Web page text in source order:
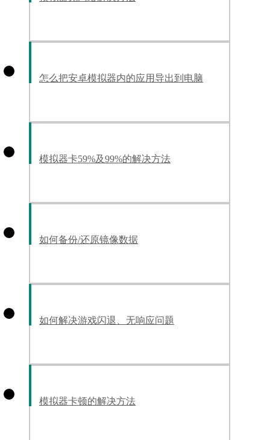
怎么把安卓模拟器内的应用导出到电脑
模拟器卡59%及99%的解决方法
如何备份/还原镜像数据
如何解决游戏闪退、无响应问题
模拟器卡顿的解决方法